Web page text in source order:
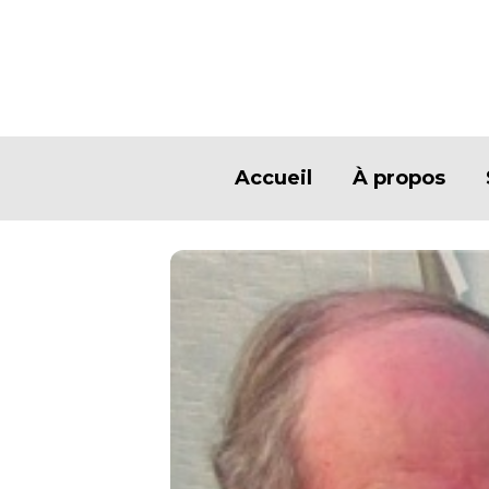
Accueil À propos